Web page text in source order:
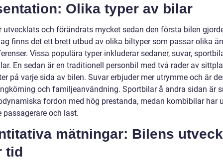
Olika typer av bilar
utvecklats och förändrats mycket sedan den första bilen
finns det ett brett utbud av olika biltyper som passar olika
Vissa populära typer inkluderar sedaner, suvar,
En sedan är en traditionell personbil med två rader av
på varje sida av bilen. Suvar erbjuder mer utrymme och är
och familjeanvändning. Sportbilar å andra sidan är
fordon med hög prestanda, medan kombibilar har
passagerare och last.
mätningar: Bilens
tid